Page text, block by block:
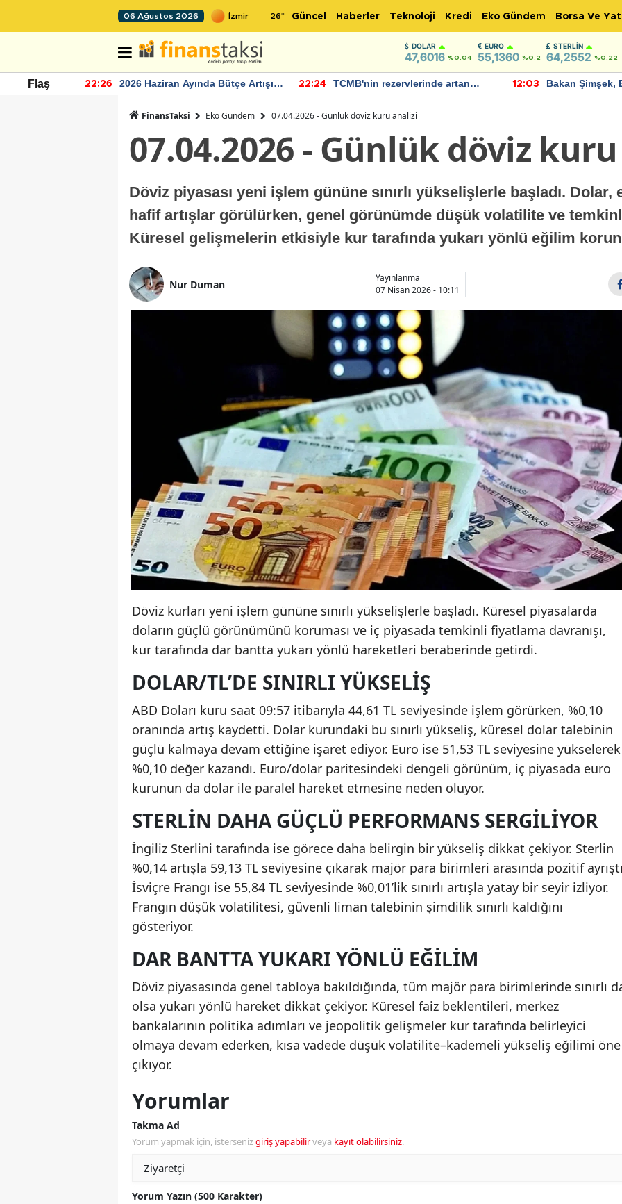
06 Ağustos 2026 26° Güncel Haberler Teknoloji Kredi Eko Gündem Borsa Ve
DOLAR
47,6016 %0.04
EURO
55,1360 %0.2
STERLIN
64,2552 %0.22
Flaş 22:26
2026 Haziran Ayında Bütçe Artışı
22:24
TCMB'nin rezervlerinde artan
12:03
Bakan Şimşek,
FinansTaksi Eko Gündem 07.04.2026 - Günlük döviz kuru analizi
07.04.2026 - Günlük döviz
Döviz piyasası yeni işlem gününe sınırlı yükselişlerle başladı.
hafif artışlar görülürken, genel görünümde düşük volatilite ve
Küresel gelişmelerin etkisiyle kur tarafında yukarı yönlü eğilim
Nur Duman
Yayınlanma
07 Nisan 2026 - 10:11
Döviz kurları yeni işlem gününe sınırlı yükselişlerle başladı. Küresel piyasalarda
doların güçlü görünümünü koruması ve iç piyasada temkinli fiyatlama davranışı,
kur tarafında dar bantta yukarı yönlü hareketleri beraberinde getirdi.
DOLAR/TL’DE SINIRLI YÜKSELIŞ
ABD Doları kuru saat 09:57 itibarıyla 44,61 TL seviyesinde işlem görürken, %0,10
oranında artış kaydetti. Dolar kurundaki bu sınırlı yükseliş, küresel dolar talebinin
güçlü kalmaya devam ettiğine işaret ediyor. Euro ise 51,53 TL seviyesine yükselerek
%0,10 değer kazandı. Euro/dolar paritesindeki dengeli görünüm, iç piyasada euro
kurunun da dolar ile paralel hareket etmesine neden oluyor.
STERLIN DAHA GÜÇLÜ PERFORMANS SERGILIYOR
İngiliz Sterlini tarafında ise görece daha belirgin bir yükseliş dikkat çekiyor. Sterlin
%0,14 artışla 59,13 TL seviyesine çıkarak majör para birimleri arasında pozitif
İsviçre Frangı ise 55,84 TL seviyesinde %0,01’lik sınırlı artışla yatay bir seyir izliyor.
Frangın düşük volatilitesi, güvenli liman talebinin şimdilik sınırlı kaldığını
gösteriyor.
DAR BANTTA YUKARI YÖNLÜ EĞILIM
Döviz piyasasında genel tabloya bakıldığında, tüm majör para birimlerinde sınırlı
olsa yukarı yönlü hareket dikkat çekiyor. Küresel faiz beklentileri, merkez
bankalarının politika adımları ve jeopolitik gelişmeler kur tarafında belirleyici
olmaya devam ederken, kısa vadede düşük volatilite–kademeli yükseliş eğilimi öne
çıkıyor.
Yorumlar
Takma Ad
Yorum yapmak için, istersenizgiriş yapabilirveya kayıt olabilirsiniz.
Yorum Yazın (500 Karakter)